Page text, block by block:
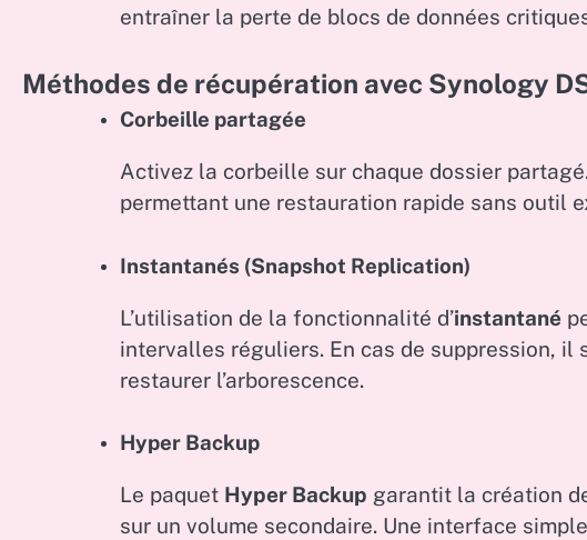
entraîner la perte de blocs de données
Méthodes de récupération avec Synology
Corbeille partagée
Activez la corbeille sur chaque dossier
permettant une restauration rapide sans outil
Instantanés (Snapshot Replication)
L’utilisation de la fonctionnalité d’instantané
intervalles réguliers. En cas de suppression,
restaurer l’arborescence.
Hyper Backup
Le paquet Hyper Backup garantit la création
sur un volume secondaire. Une interface